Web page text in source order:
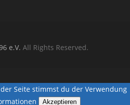
e.V. All Rights Reserved.
Seite stimmst du der Verwendung
Akzeptieren